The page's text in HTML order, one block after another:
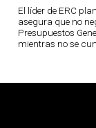
El líder de ERC
asegura que no
Presupuestos
mientras no se